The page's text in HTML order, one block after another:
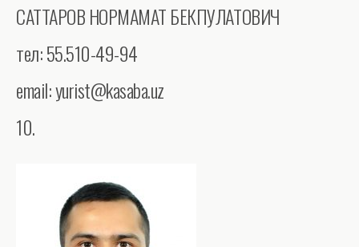
САТТАРОВ НОРМАМАТ БЕКПУЛАТОВИЧ
тел: 55.510-49-94
email: yurist@kasaba.uz
10.